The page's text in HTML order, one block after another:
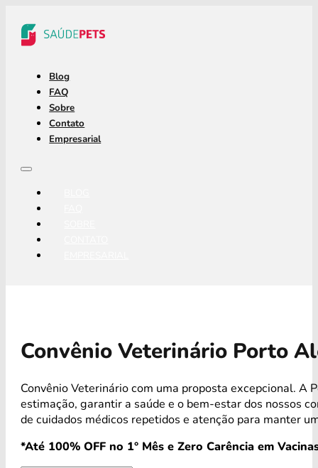
Blog
FAQ
Sobre
Contato
Empresarial
Convênio Veterinário Porto
Convênio Veterinário com uma proposta excepcional. A
estimação, garantir a saúde e o bem-estar dos nossos
de cuidados médicos repetidos e atenção para manter
*Até 100% OFF no 1° Mês e Zero Carência em